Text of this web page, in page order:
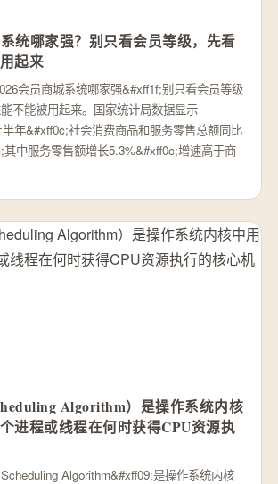
统哪家强？别只看会员等级，先看
起来
会员商城系统哪家强&#xff1f;别只看会员等级
不能被用起来。国家统计局数据显示
年&#xff0c;社会消费商品和服务零售总额同比
中服务零售额增长5.3%&#xff0c;增速高于商
Algorithm）是操作系统内核
进程或线程在何时获得CPU资源执
Algorithm&#xff09;是操作系统内核